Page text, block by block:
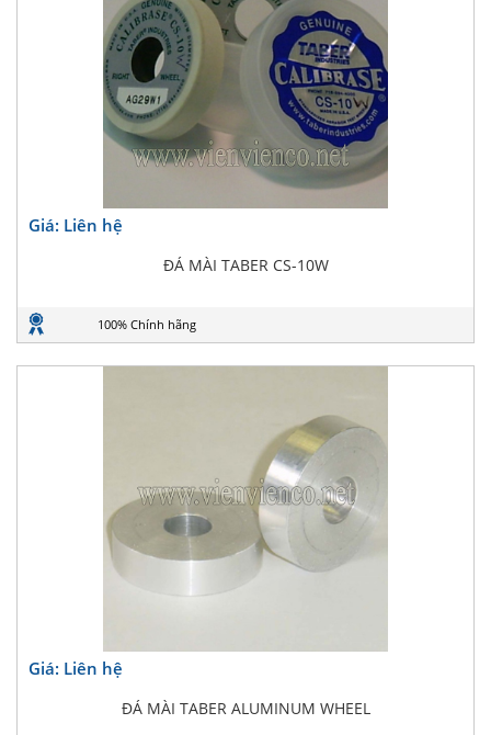
Giá: Liên hệ
ĐÁ MÀI TABER CS-10W
100% Chính hãng
Giá: Liên hệ
ĐÁ MÀI TABER ALUMINUM WHEEL